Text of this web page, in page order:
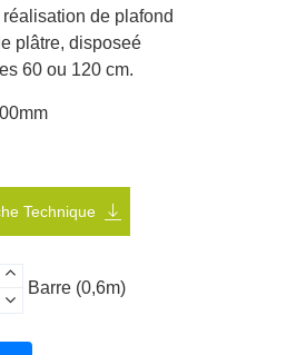
de plafond
plâtre, disposeé
60 ou 120 cm.
Technique
Barre (0,6m)